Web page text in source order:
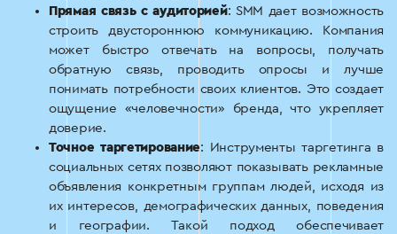
Прямая связь с аудиторией: SMM дает возможность
строить двустороннюю коммуникацию. Компания
может быстро отвечать на вопросы, получать
обратную связь, проводить опросы и лучше
понимать потребности своих клиентов. Это создает
ощущение «человечности» бренда, что укрепляет
доверие.
Точное таргетирование: Инструменты таргетинга в
социальных сетях позволяют показывать рекламные
объявления конкретным группам людей, исходя из
их интересов, демографических данных, поведения
и географии. Такой подход обеспечивает